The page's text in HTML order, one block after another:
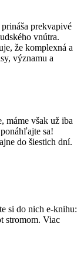
prekvapivé
vnútra.
že komplexná a
významu a
máme však už iba
sa!
do šiestich dní.
si do nich e-knihu:
stromom. Viac